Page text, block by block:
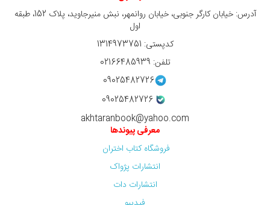
آدرس: خیابان کارگر جنوبی، خیابان روانمهر، نبش منیرجاوید، پلاک 152، طبقه
اول
کدپستی: 1314973751
تلفن: 02166485939
09025482726
09025482726
akhtaranbook@yahoo.com
معرفی پیوندها
فروشگاه کتاب اختران
انتشارات پژواک
انتشارات دات